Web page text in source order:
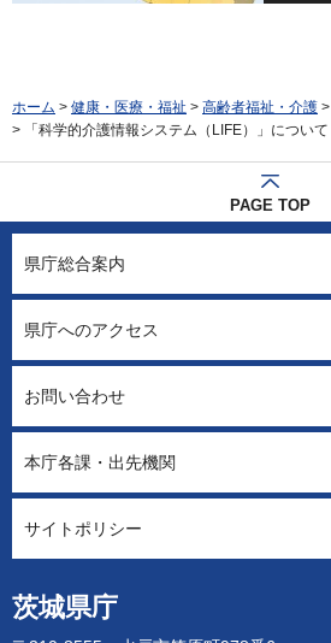
ホーム > 健康・医療・福祉 > 高齢者福祉・介護 >
> 「科学的介護情報システム（LIFE）」について
PAGE TOP
茨城県庁
県庁総合案内
県庁へのアクセス
お問い合わせ
本庁各課・出先機関
サイトポリシー